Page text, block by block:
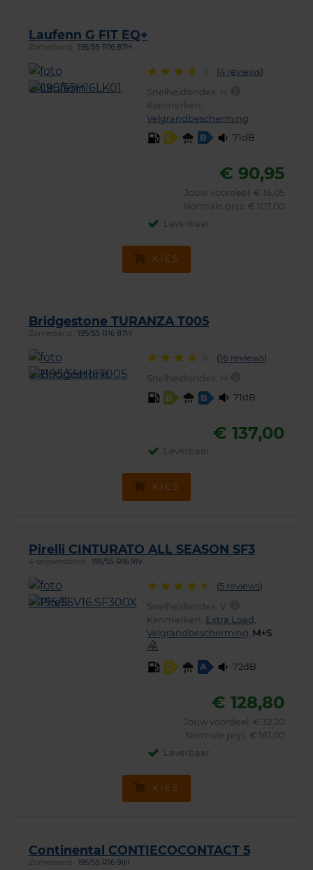
Laufenn G FIT EQ+
Zomerband 195/55 R16 87H
(4 reviews)
Snelheidsindex: H
Kenmerken:
Velgrandbescherming
C
B 71dB
€ 90,95
Jouw voordeel: € 16,05
Normale prijs: € 107,00
Leverbaar
KIES
Bridgestone TURANZA T005
Zomerband 195/55 R16 87H
(16 reviews)
Snelheidsindex: H
B
B 71dB
€ 137,00
Leverbaar
KIES
Pirelli CINTURATO ALL SEASON SF3
4-seizoensband 195/55 R16 91V
(5 reviews)
Snelheidsindex:V
Kenmerken: Extra Load
Velgrandbescherming , ,
C A 72dB
€ 128,80
Jouw voordeel: € 32,20
Normale prijs: € 161,00
Leverbaar
KIES
Continental CONTIECOCONTACT 5
Zomerband 195/55 R16 91H